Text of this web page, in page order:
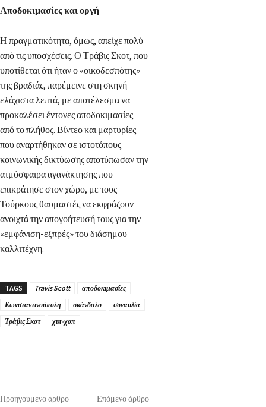
Αποδοκιμασίες και οργή
Η πραγματικότητα, όμως, απείχε πολύ
από τις υποσχέσεις. Ο Τράβις Σκοτ, που
υποτίθεται ότι ήταν ο «οικοδεσπότης»
της βραδιάς, παρέμεινε στη σκηνή
ελάχιστα λεπτά, με αποτέλεσμα να
προκαλέσει έντονες αποδοκιμασίες
από το πλήθος. Βίντεο και μαρτυρίες
που αναρτήθηκαν σε ιστοτόπους
κοινωνικής δικτύωσης αποτύπωσαν την
ατμόσφαιρα αγανάκτησης που
επικράτησε στον χώρο, με τους
Τούρκους θαυμαστές να εκφράζουν
ανοιχτά την απογοήτευσή τους για την
«εμφάνιση-εξπρές» του διάσημου
καλλιτέχνη.
TAGS Travis Scott
αποδοκιμασίες
Κωνσταντινούπολη
σκάνδαλο
συναυλία
Τράβις Σκοτ
χιπ-χοπ
Προηγούμενο άρθρο Επόμενο άρθρο